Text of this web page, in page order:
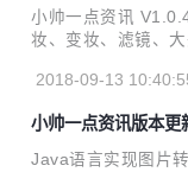
小帅一点资讯
妆、变妆、滤镜、
片滤镜功能 操作演
2018-09-13
小帅一点资讯版本更
Java语言实现图片